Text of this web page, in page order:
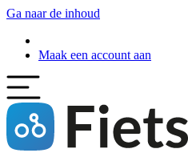
Ga naar de inhoud
Maak een account aan